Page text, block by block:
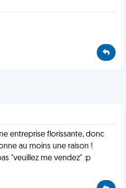
entreprise florissante, donc
au moins une raison !
"veuillez me vendez" :p